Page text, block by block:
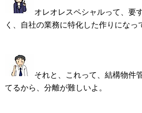
オレオレスペシャルって、要
く、自社の業務に特化した作りになっ
それと、これって、結構物件
てるから、分離が難しいよ。